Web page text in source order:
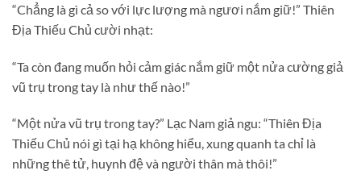
“Chẳng là gì cả so với lực lượng mà ngươi nắm giữ!” Thiên
Địa Thiếu Chủ cười nhạt:
“Ta còn đang muốn hỏi cảm giác nắm giữ một nửa cường giả
vũ trụ trong tay là như thế nào!”
“Một nửa vũ trụ trong tay?” Lạc Nam giả ngu: “Thiên Địa
Thiếu Chủ nói gì tại hạ không hiểu, xung quanh ta chỉ là
những thê tử, huynh đệ và người thân mà thôi!”